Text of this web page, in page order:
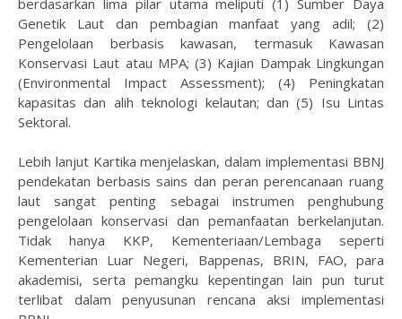
berdasarkan lima pilar utama meliputi (1) Sumber Daya
Genetik Laut dan pembagian manfaat yang adil; (2)
Pengelolaan berbasis kawasan, termasuk Kawasan
Konservasi Laut atau MPA; (3) Kajian Dampak Lingkungan
(Environmental Impact Assessment); (4) Peningkatan
kapasitas dan alih teknologi kelautan; dan (5) Isu Lintas
Sektoral.
Lebih lanjut Kartika menjelaskan, dalam implementasi BBNJ
pendekatan berbasis sains dan peran perencanaan ruang
laut sangat penting sebagai instrumen penghubung
pengelolaan konservasi dan pemanfaatan berkelanjutan.
Tidak hanya KKP, Kementeriaan/Lembaga seperti
Kementerian Luar Negeri, Bappenas, BRIN, FAO, para
akademisi, serta pemangku kepentingan lain pun turut
terlibat dalam penyusunan rencana aksi implementasi